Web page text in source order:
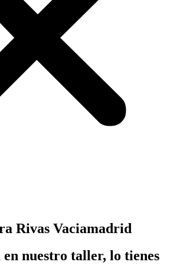
Rivas Vaciamadrid
nuestro taller, lo tienes